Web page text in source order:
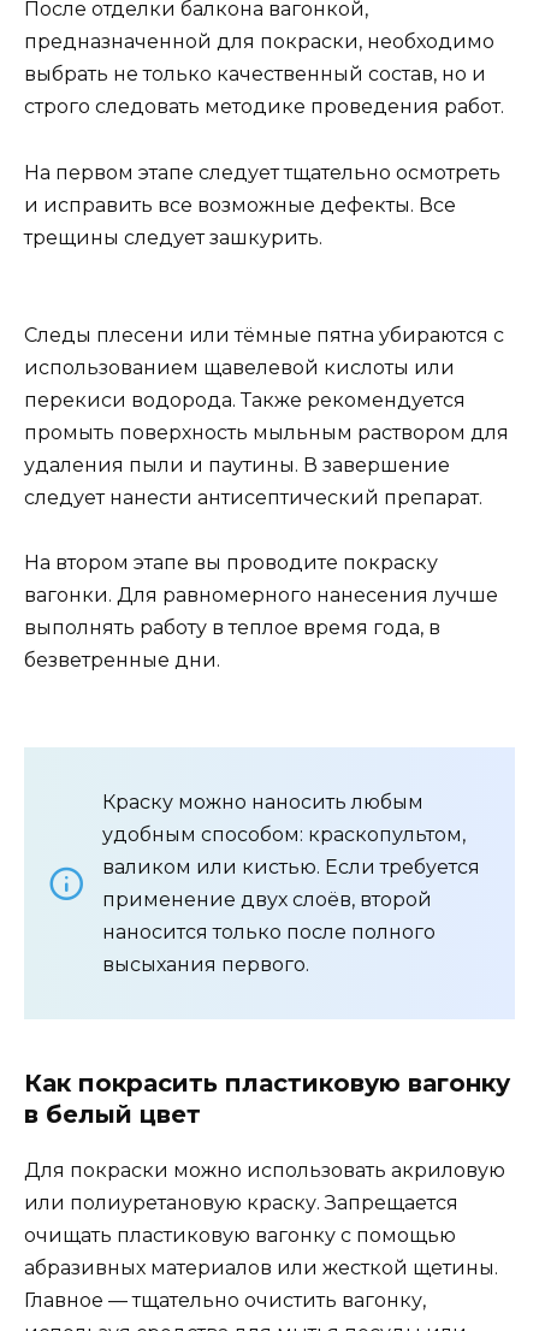
После отделки балкона вагонкой,
предназначенной для покраски, необходимо
выбрать не только качественный состав, но и
строго следовать методике проведения работ.
На первом этапе следует тщательно осмотреть
и исправить все возможные дефекты. Все
трещины следует зашкурить.
Следы плесени или тёмные пятна убираются с
использованием щавелевой кислоты или
перекиси водорода. Также рекомендуется
промыть поверхность мыльным раствором для
удаления пыли и паутины. В завершение
следует нанести антисептический препарат.
На втором этапе вы проводите покраску
вагонки. Для равномерного нанесения лучше
выполнять работу в теплое время года, в
безветренные дни.
Краску можно наносить любым
удобным способом: краскопультом,
валиком или кистью. Если требуется
применение двух слоёв, второй
наносится только после полного
высыхания первого.
Как покрасить пластиковую вагонку
в белый цвет
Для покраски можно использовать акриловую
или полиуретановую краску. Запрещается
очищать пластиковую вагонку с помощью
абразивных материалов или жесткой щетины.
Главное — тщательно очистить вагонку,